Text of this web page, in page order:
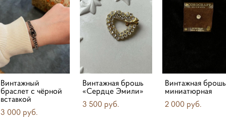
Винтажный
браслет с чёрной
вставкой
3 000 pуб.
Винтажная брошь
«Сердце Эмили»
3 500 pуб.
Винтажная брошь
миниатюрная
2 000 pуб.